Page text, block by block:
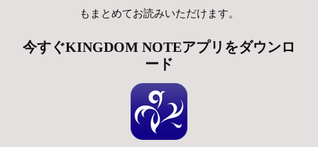
もまとめてお読みいただけます。
今すぐKINGDOM NOTEアプリをダウンロ
ード